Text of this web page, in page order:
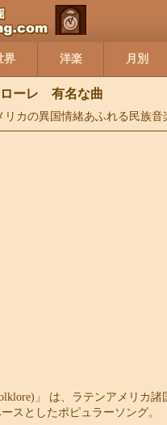
界 洋楽 月別
ローレ 有名な曲
リカの異国情緒あふれる民族音
」 は、ラテンアメリカ諸
スとしたポピュラーソング。